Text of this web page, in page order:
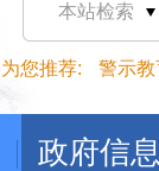
本站检索
为您推荐: 警示教
政府信